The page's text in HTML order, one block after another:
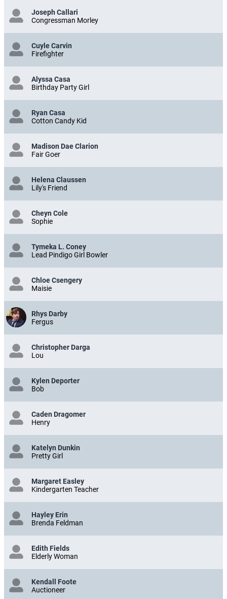
Joseph Callari
Congressman Morley
Cuyle Carvin
Firefighter
Alyssa Casa
Birthday Party Girl
Ryan Casa
Cotton Candy Kid
Madison Dae Clarion
Fair Goer
Helena Claussen
Lily's Friend
Cheyn Cole
Sophie
Tymeka L. Coney
Lead Pindigo Girl Bowler
Chloe Csengery
Maisie
Rhys Darby
Fergus
Christopher Darga
Lou
Kylen Deporter
Bob
Caden Dragomer
Henry
Katelyn Dunkin
Pretty Girl
Margaret Easley
Kindergarten Teacher
Hayley Erin
Brenda Feldman
Edith Fields
Elderly Woman
Kendall Foote
Auctioneer